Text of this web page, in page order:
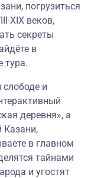
погрузиться
XIX веков,
секреты
в
тура.
слободе и
деревня», а
Казани,
в главном
тайнами
и угостят